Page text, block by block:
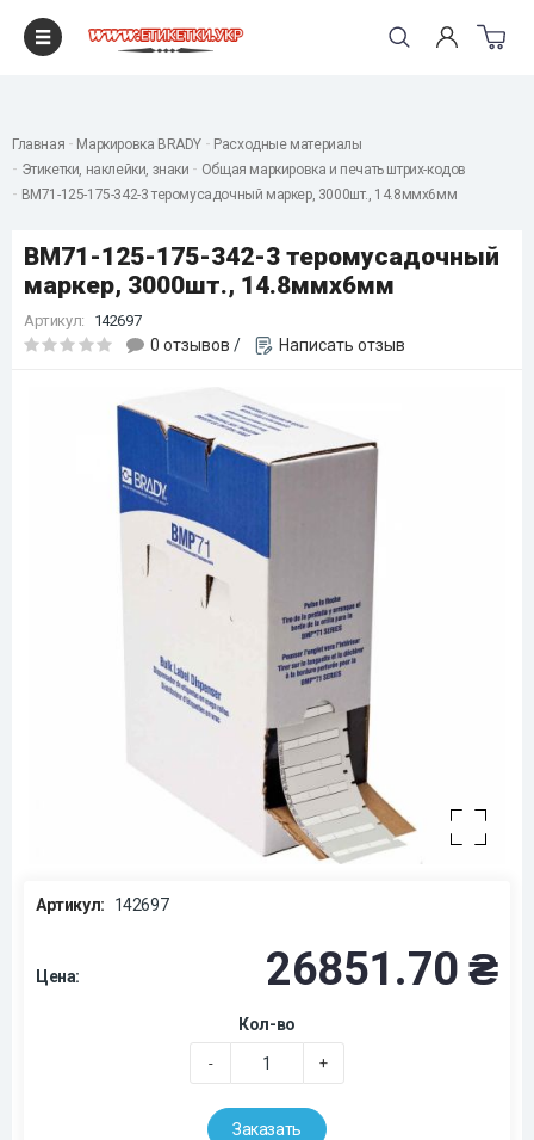
Главная Маркировка BRADY
Расходные материалы
Этикетки, наклейки, знаки
Общая маркировка и печать штрих-кодов
BM71-125-175-342-3 теромусадочный маркер, 3000шт., 14.8ммх6мм
BM71-125-175-342-3 теромусадочный
маркер, 3000шт., 14.8ммх6мм
Артикул: 142697
0 отзывов / Написать отзыв
Артикул: 142697
Цена: 26851.70 ₴
Кол-во
- +
Заказать